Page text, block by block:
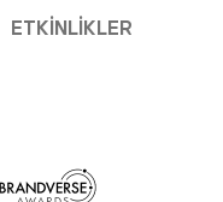
ETKINLIKLER